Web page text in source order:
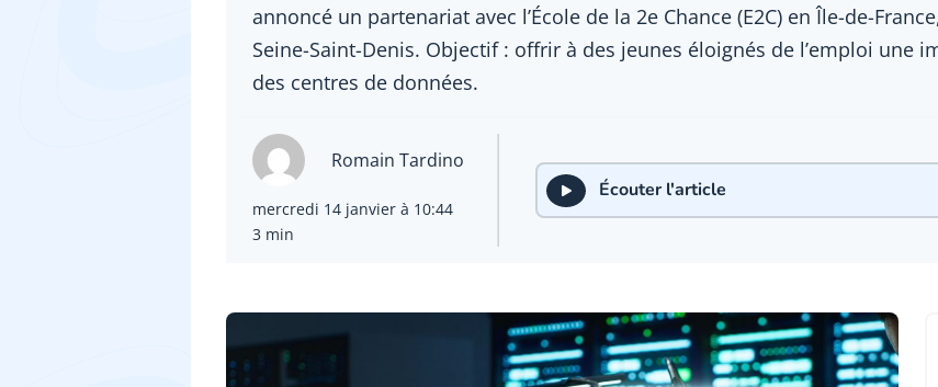
annoncé un partenariat avec l’École de la 2e Chance (E2C) en Île-de-
Seine-Saint-Denis. Objectif : offrir à des jeunes éloignés de l’emploi une
des centres de données.
Romain Tardino
mercredi 14 janvier à 10:44
3 min
Écouter l'article